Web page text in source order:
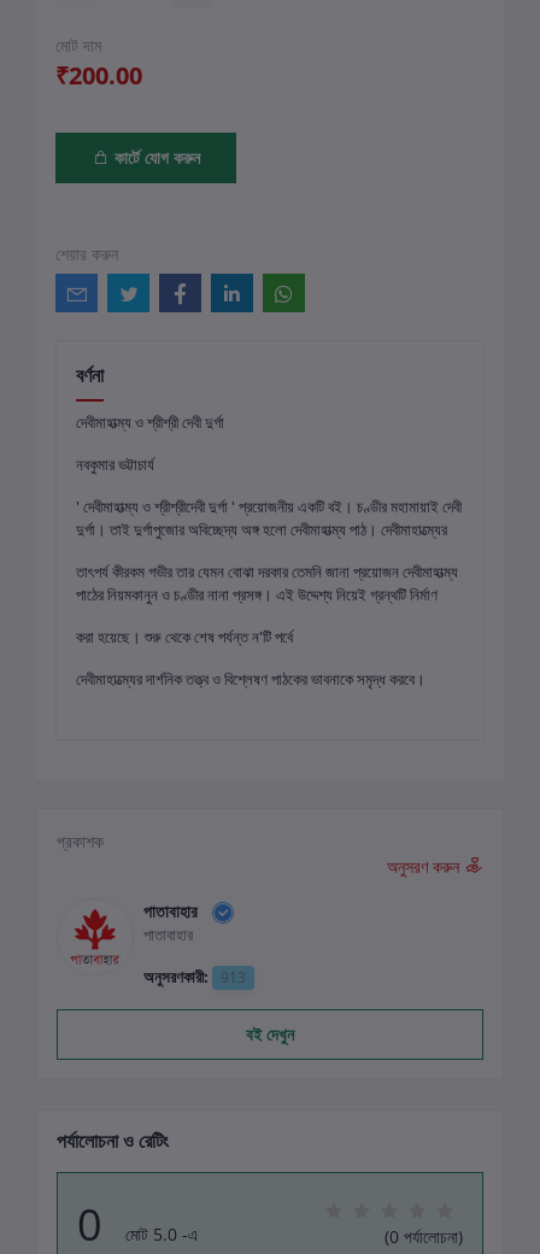
মোট দাম
₹200.00
কার্টে যোগ করুন
শেয়ার করুন
বর্ণনা
দেবীমাহাত্ম্য ও শ্রীশ্রী দেবী দুর্গা
নবকুমার ভট্টাচার্য
' দেবীমাহাত্ম্য ও শ্রীশ্রীদেবী দুর্গা ' প্রয়োজনীয় একটি বই। চণ্ডীর মহামায়াই দেবী
দুর্গা। তাই দুর্গাপুজোর অবিচ্ছেদ্য অঙ্গ হলো দেবীমাহাত্ম্য পাঠ। দেবীমাহাত্ম্যের
তাৎপর্য কীরকম গভীর তার যেমন বোঝা দরকার তেমনি জানা প্রয়োজন দেবীমাহাত্ম্য
পাঠের নিয়মকানুন ও চণ্ডীর নানা প্রসঙ্গ। এই উদ্দেশ্য নিয়েই গ্রন্থটি নির্মাণ
করা হয়েছে। শুরু থেকে শেষ পর্যন্ত ন'টি পর্বে
দেবীমাহাত্ম্যের দার্শনিক তত্ত্ব ও বিশ্লেষণ পাঠকের ভাবনাকে সমৃদ্ধ করবে।
প্রকাশক
অনুসরণ করুন
পাতাবাহার
পাতাবাহার
অনুসরণকারী:
913
বই দেখুন
পর্যালোচনা ও রেটিং
0 মোট 5.0 -এ (0 পর্যালোচনা)